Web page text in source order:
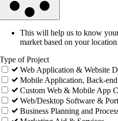
This will help us to know
market based on your location
Type of Project
Web Application & Website
Mobile Application, Back-
Custom Web & Mobile App
Web/Desktop Software &
Business Planning and